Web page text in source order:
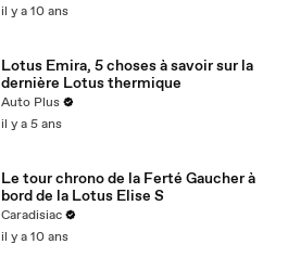
il y a 10 ans
Lotus Emira, 5 choses à savoir sur la
dernière Lotus thermique
Auto Plus
il y a 5 ans
Le tour chrono de la Ferté Gaucher à
bord de la Lotus Elise S
Caradisiac
il y a 10 ans